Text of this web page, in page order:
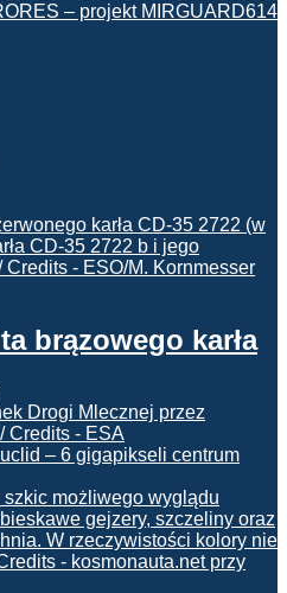
– projekt MIRGUARD614
brązowego karła
– 6 gigapikseli centrum